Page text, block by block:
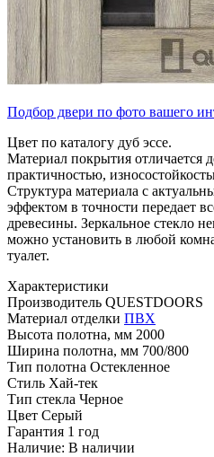
Подбор двери по фото вашего
Цвет по каталогу дуб эссе.
Материал покрытия отличается
практичностью,
Структура материала с
эффектом в точности передает
древесины. Зеркальное стекло
можно установить в любой
туалет.
Характеристики
Производитель QUESTDOORS
Материал отделки ПВХ
Высота полотна, мм 2000
Ширина полотна, мм 700/800
Тип полотна Остекленное
Стиль Хай-тек
Тип стекла Черное
Цвет Серый
Гарантия 1 год
Наличие: В наличии